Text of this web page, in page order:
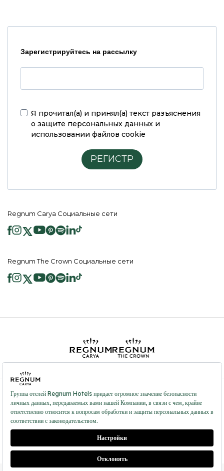
Зарегистрируйтесь на рассылку
Я прочитал(а) и принял(а) текст разъяснения
о защите персональных данных и
использовании файлов cookie
РЕГИСТР
Regnum Carya Социальные сети
Regnum The Crown Социальные сети
2026 ® Regnum Hotels. Все права защищены.
Политика в отношении
файлов cookie
Главная
страница
Информационные